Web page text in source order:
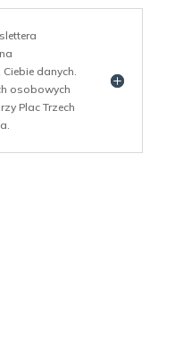
danych.
osobowych
Plac Trzech